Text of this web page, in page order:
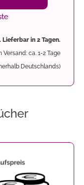
in 2 Tagen.
ca. 1-2 Tage
Deutschlands)